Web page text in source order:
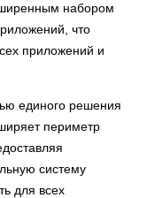
набором
что
приложений и
единого решения
периметр
систему
для всех